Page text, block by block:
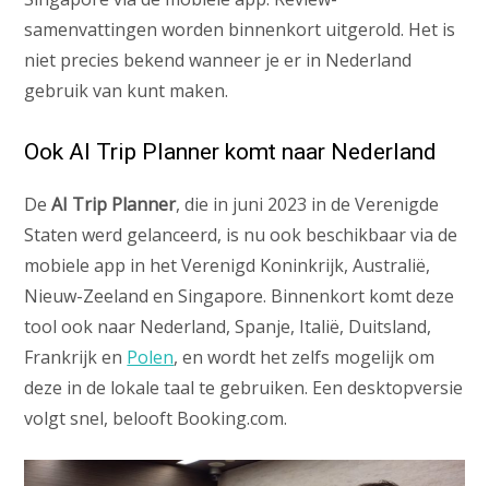
samenvattingen worden binnenkort uitgerold. Het is
niet precies bekend wanneer je er in Nederland
gebruik van kunt maken.
Ook AI Trip Planner komt naar Nederland
DeAI Trip Planner, die in juni 2023 in de Verenigde
Staten werd gelanceerd, is nu ook beschikbaar via de
mobiele app in het Verenigd Koninkrijk, Australië,
Nieuw-Zeeland en Singapore. Binnenkort komt deze
tool ook naar Nederland, Spanje, Italië, Duitsland,
Frankrijk en Polen, en wordt het zelfs mogelijk om
deze in de lokale taal te gebruiken. Een desktopversie
volgt snel, belooft Booking.com.